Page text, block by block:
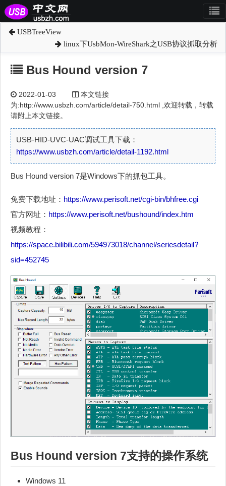
USBTreeView
linux下UsbMon-WireShark之USB协议抓取分析
Bus Hound version 7
2022-01-03
本文链接
为:http://www.usbzh.com/article/detail-750.html ,欢迎转载，转载
请附上本文链接。
USB-HID-UVC-UAC调试工具下载：
https://www.usbzh.com/article/detail-1192.html
Bus Hound version 7是Windows下的抓包工具。
免费下载地址： https://www.perisoft.net/cgi-bin/bhfree.cgi
官方网址： https://www.perisoft.net/bushound/index.htm
视频教程：
https://space.bilibili.com/594973018/channel/seriesdetail?
sid=452745
Bus Hound version 7支持的操作系统
Windows 11